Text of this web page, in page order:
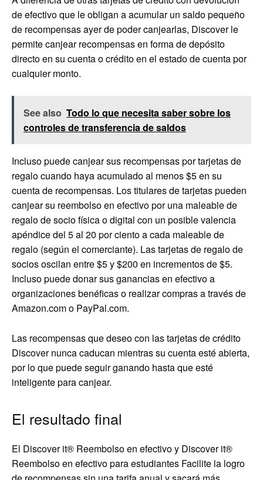
de efectivo que le obligan a acumular un saldo pequeño
de recompensas ayer de poder canjearlas, Discover le
permite canjear recompensas en forma de depósito
directo en su cuenta o crédito en el estado de cuenta por
cualquier monto.
See also Todo lo que necesita saber sobre los
controles de transferencia de saldos
Incluso puede canjear sus recompensas por tarjetas de
regalo cuando haya acumulado al menos $5 en su
cuenta de recompensas. Los titulares de tarjetas pueden
canjear su reembolso en efectivo por una maleable de
regalo de socio física o digital con un posible valencia
apéndice del 5 al 20 por ciento a cada maleable de
regalo (según el comerciante). Las tarjetas de regalo de
socios oscilan entre $5 y $200 en incrementos de $5.
Incluso puede donar sus ganancias en efectivo a
organizaciones benéficas o realizar compras a través de
Amazon.com o PayPal.com.
Las recompensas que deseo con las tarjetas de crédito
Discover nunca caducan mientras su cuenta esté abierta,
por lo que puede seguir ganando hasta que esté
inteligente para canjear.
El resultado final
El Discover it® Reembolso en efectivoy Discover it®
Reembolso en efectivo para estudiantes Facilite la logro